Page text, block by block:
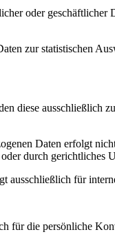
oder
zur statistischen
diese
Daten erfolgt
durch gerichtliches
ausschließlich für
für die persönliche